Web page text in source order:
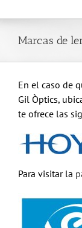
Marcas de
En el caso de
Gil Òptics,
te ofrece las
Para visitar la